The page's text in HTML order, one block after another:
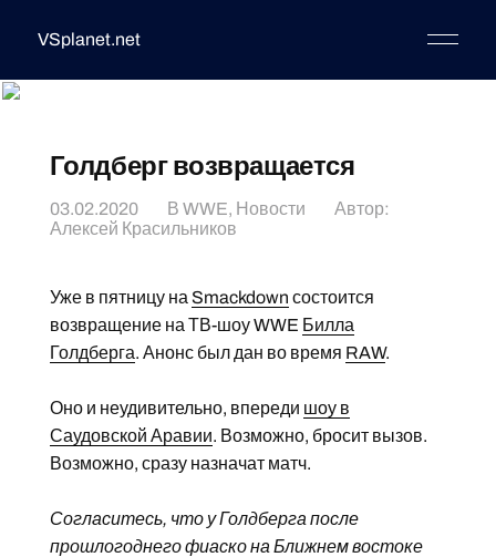
VSplanet.net
Голдберг возвращается
03.02.2020 В WWE, Новости
Автор:
Алексей Красильников
Уже в пятницу на Smackdown состоится
возвращение на ТВ-шоу WWE Билла
Голдберга. Анонс был дан во время RAW.
Оно и неудивительно, впереди шоу в
Саудовской Аравии. Возможно, бросит вызов.
Возможно, сразу назначат матч.
Согласитесь, что у Голдберга после
прошлогоднего фиаско на Ближнем востоке